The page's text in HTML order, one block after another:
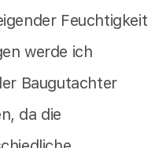
Feuchtigkeit
werde ich
Baugutachter
da die